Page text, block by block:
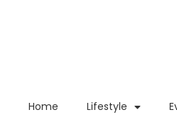
Home Lifestyle